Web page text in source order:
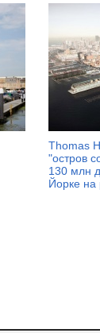
Thomas
"остров
130 млн
Йорке на